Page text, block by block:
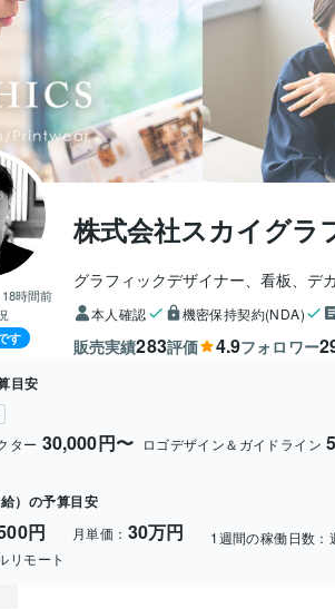
18時間前
す
株式会社スカイグラ
グラフィックデザイナー、看板、デ
本人確認 機密保持契約(NDA)
販売実績283評価 4.9フォロワー
目安
ター 30,000円〜 ロゴデザイン＆ガイドライン
）の予算目安
円 月単価： 30万円 1週間の稼働日数：
リモート